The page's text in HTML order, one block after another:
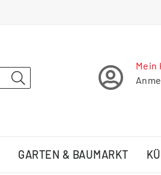
Mein
GARTEN & BAUMARKT